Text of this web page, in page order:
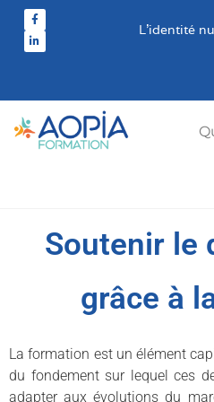
L’identité
Soutenir le
grâce à
La formation est un élément
du fondement sur lequel ces
adapter aux évolutions du